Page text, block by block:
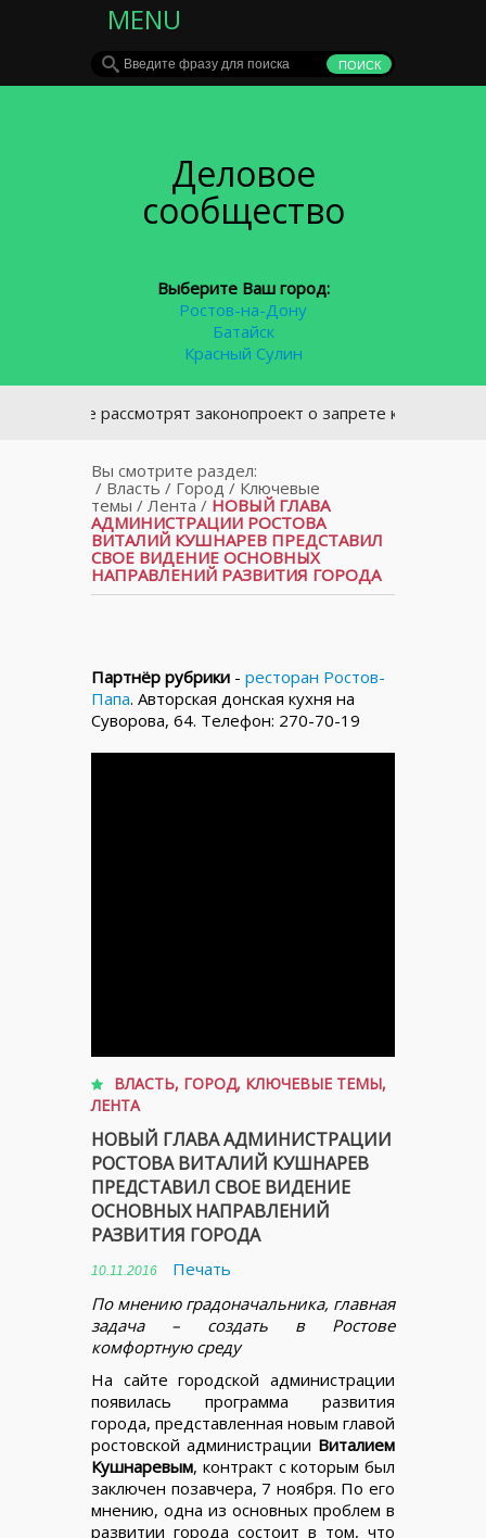
MENU
Деловое
сообщество
Выберите Ваш город:
Ростов-на-Дону
Батайск
Красный Сулин
рассмотрят законопроект о запрете курения у
Вы смотрите раздел:
/ Власть / Город / Ключевые
темы / Лента / НОВЫЙ ГЛАВА
АДМИНИСТРАЦИИ РОСТОВА
ВИТАЛИЙ КУШНАРЕВ ПРЕДСТАВИЛ
СВОЕ ВИДЕНИЕ ОСНОВНЫХ
НАПРАВЛЕНИЙ РАЗВИТИЯ ГОРОДА
Партнёр рубрики - ресторан Ростов-
Папа. Авторская донская кухня на
Суворова, 64. Телефон: 270-70-19
ВЛАСТЬ, ГОРОД, КЛЮЧЕВЫЕ ТЕМЫ,
ЛЕНТА
НОВЫЙ ГЛАВА АДМИНИСТРАЦИИ
РОСТОВА ВИТАЛИЙ КУШНАРЕВ
ПРЕДСТАВИЛ СВОЕ ВИДЕНИЕ
ОСНОВНЫХ НАПРАВЛЕНИЙ
РАЗВИТИЯ ГОРОДА
10.11.2016
Печать
По мнению градоначальника, главная
задача – создать в Ростове
комфортную среду
На сайте городской администрации
появилась программа развития
города, представленная новым главой
ростовской администрации Виталием
Кушнаревым, контракт с которым был
заключен позавчера, 7 ноября. По его
мнению, одна из основных проблем в
развитии города состоит в том, что